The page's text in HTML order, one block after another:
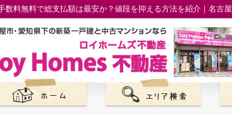
数料無料で総支払額は最安か？値段を抑える方法を紹介｜名古